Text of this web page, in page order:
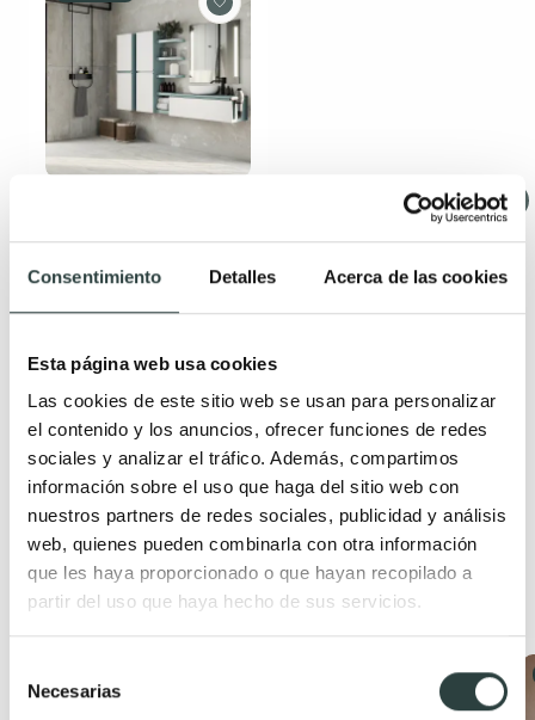
Consentimiento Detalles Acerca de las cookies
Esta página web usa cookies
Las cookies de este sitio web se usan para personalizar
el contenido y los anuncios, ofrecer funciones de redes
sociales y analizar el tráfico. Además, compartimos
información sobre el uso que haga del sitio web con
nuestros partners de redes sociales, publicidad y análisis
web, quienes pueden combinarla con otra información
que les haya proporcionado o que hayan recopilado a
partir del uso que haya hecho de sus servicios.
Necesarias
1 cajón, suspendido, tirador
294,68€355,04€
(1)
+ 14
Productos de la misma colección